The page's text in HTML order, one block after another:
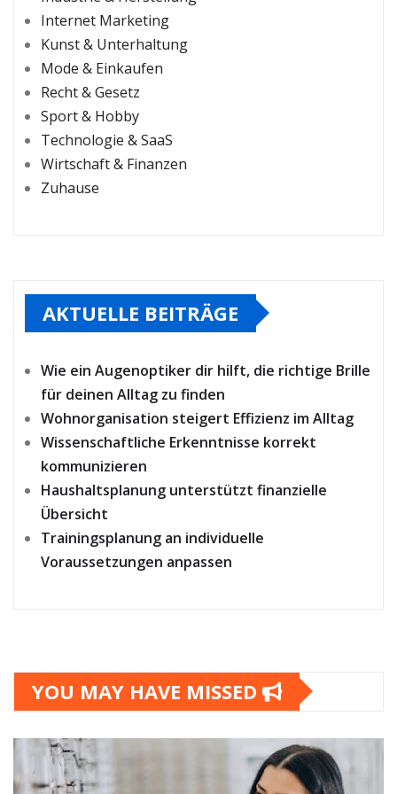
Internet Marketing
Kunst & Unterhaltung
Mode & Einkaufen
Recht & Gesetz
Sport & Hobby
Technologie & SaaS
Wirtschaft & Finanzen
Zuhause
AKTUELLE BEITRÄGE
Wie ein Augenoptiker dir hilft, die richtige Brille
für deinen Alltag zu finden
Wohnorganisation steigert Effizienz im Alltag
Wissenschaftliche Erkenntnisse korrekt
kommunizieren
Haushaltsplanung unterstützt finanzielle
Übersicht
Trainingsplanung an individuelle
Voraussetzungen anpassen
YOU MAY HAVE MISSED